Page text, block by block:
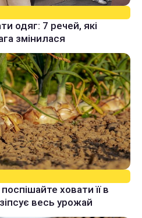
одяг: 7 речей, які
змінилася
ховати її в
весь урожай